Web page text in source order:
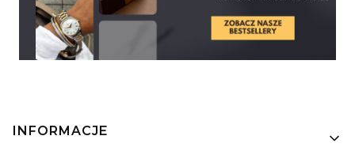
Linki w stopce
INFORMACJE